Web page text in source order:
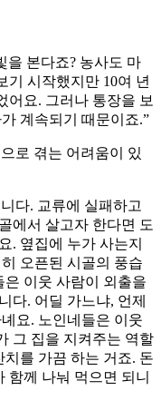
을 본다죠? 농사도 마
기 시작했지만 10여 년
어요. 그러나 통장을 보
계속되기 때문이죠.”
로 겪는 어려움이 있
다. 교류에 실패하고
에서 살고자 한다면 도
. 옆집에 누가 사는지
오픈된 시골의 풍습
이웃 사람이 외출을
다. 어딜 가느냐, 언제
요. 노인네들은 이웃
그 집을 지켜주는 역할
를 가끔 하는 거죠. 돈
함께 나눠 먹으면 되니